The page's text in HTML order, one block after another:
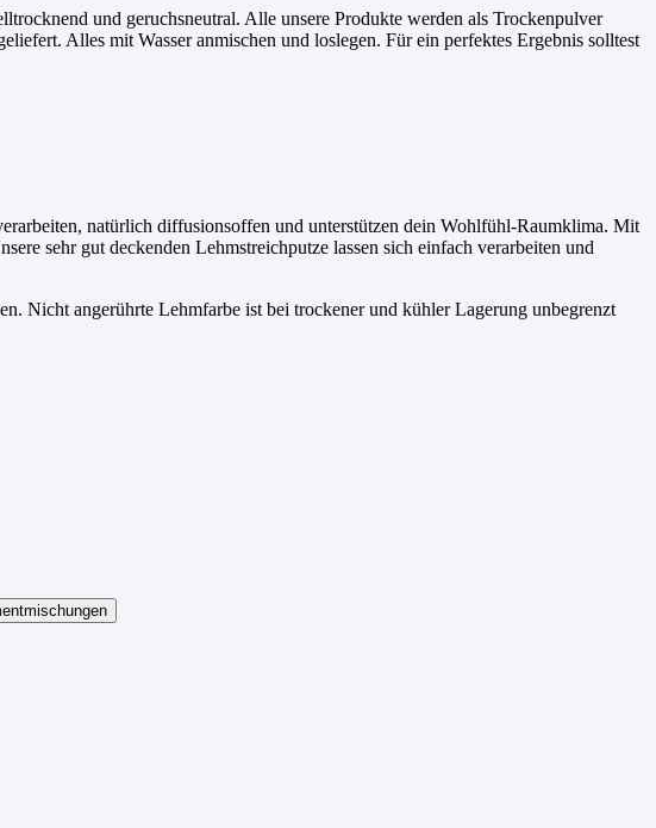
und geruchsneutral. Alle unsere Produkte werden als Trockenpulver
Alles mit Wasser anmischen und loslegen. Für ein perfektes Ergebnis solltest
natürlich diffusionsoffen und unterstützen dein Wohlfühl-Raumklima. Mit
sehr gut deckenden Lehmstreichputze lassen sich einfach verarbeiten und
Nicht angerührte Lehmfarbe ist bei trockener und kühler Lagerung unbegrenzt